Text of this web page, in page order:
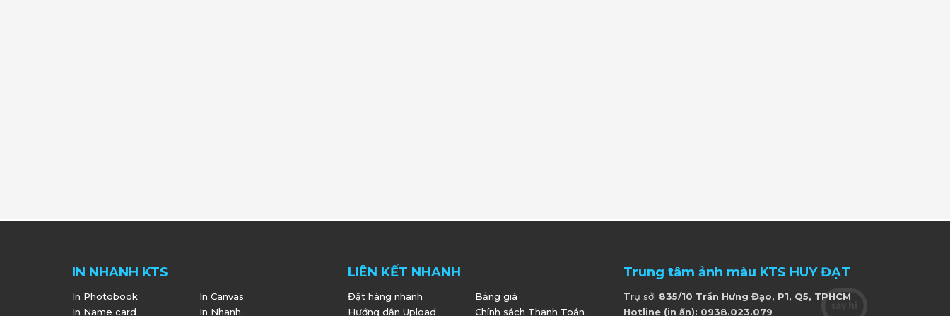
IN NHANH KTS
In Photobook
In Canvas
In Name card
In Nhanh
LIÊN KẾT NHANH
Đặt hàng nhanh
Bảng giá
Hướng dẫn Upload
Chính sách Thanh Toán
Trung tâm ảnh màu KTS HUY ĐẠT
Trụ sở: 835/10 Trần Hưng Đạo, P1, Q5, TPHCM
Hotline (in ấn): 0938.023.079